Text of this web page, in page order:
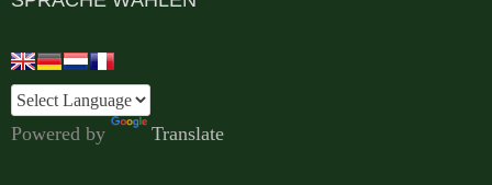
Powered by Translate